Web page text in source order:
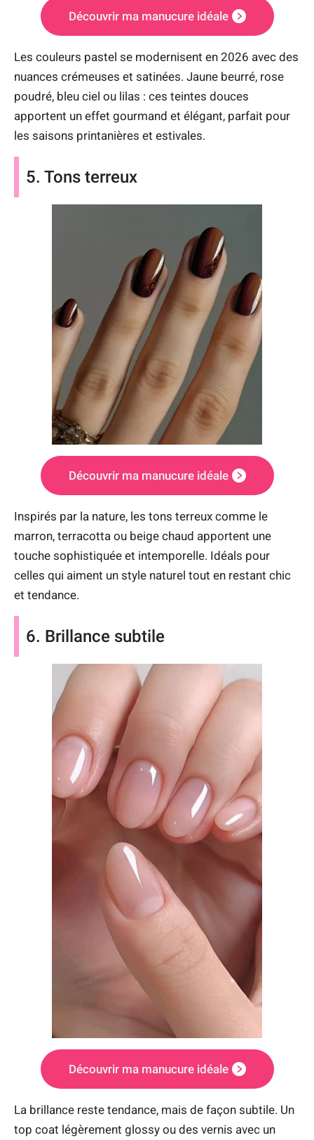
Découvrir ma manucure idéale
Les couleurs pastel se modernisent en 2026 avec des
nuances crémeuses et satinées. Jaune beurré, rose
poudré, bleu ciel ou lilas : ces teintes douces
apportent un effet gourmand et élégant, parfait pour
les saisons printanières et estivales.
5. Tons terreux
Découvrir ma manucure idéale
Inspirés par la nature, les tons terreux comme le
marron, terracotta ou beige chaud apportent une
touche sophistiquée et intemporelle. Idéals pour
celles qui aiment un style naturel tout en restant chic
et tendance.
6. Brillance subtile
Découvrir ma manucure idéale
La brillance reste tendance, mais de façon subtile. Un
top coat légèrement glossy ou des vernis avec un